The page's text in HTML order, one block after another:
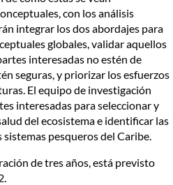
con los análisis
integrar los dos abordajes para
globales, validar aquellos
interesadas no estén de
seguras, y priorizar los esfuerzos
El equipo de investigación
interesadas para seleccionar y
del ecosistema e identificar las
pesqueros del Caribe.
de tres años, está previsto